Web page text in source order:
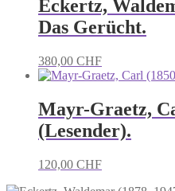
Eckertz,
Das Gerücht.
380,00 CHF
Mayr-Graetz,
(Lesender).
120,00 CHF